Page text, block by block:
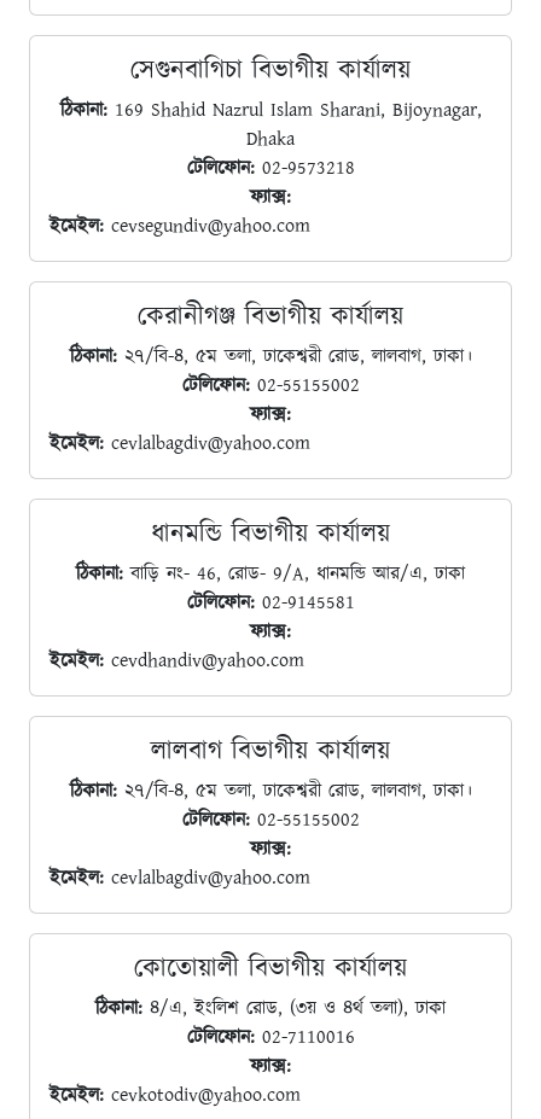
সেগুনবাগিচা বিভাগীয় কার্যালয়
ঠিকানা:169 Shahid Nazrul Islam Sharani, Bijoynagar,
Dhaka
টেলিফোন:02-9573218
ফ্যাক্স:
ইমেইল: cevsegundiv@yahoo.com
কেরানীগঞ্জ বিভাগীয় কার্যালয়
ঠিকানা:২৭/বি-৪, ৫ম তলা, ঢাকেশ্বরী রোড, লালবাগ, ঢাকা।
টেলিফোন:02-55155002
ফ্যাক্স:
ইমেইল: cevlalbagdiv@yahoo.com
ধানমন্ডি বিভাগীয় কার্যালয়
ঠিকানা: বাড়ি নং- 46, রোড- 9/A, ধানমন্ডি আর/এ, ঢাকা
টেলিফোন:02-9145581
ফ্যাক্স:
ইমেইল: cevdhandiv@yahoo.com
লালবাগ বিভাগীয় কার্যালয়
ঠিকানা:২৭/বি-৪, ৫ম তলা, ঢাকেশ্বরী রোড, লালবাগ, ঢাকা।
টেলিফোন:02-55155002
ফ্যাক্স:
ইমেইল: cevlalbagdiv@yahoo.com
কোতোয়ালী বিভাগীয় কার্যালয়
ঠিকানা: ৪/এ, ইংলিশ রোড, (৩য় ও ৪র্থ তলা), ঢাকা
টেলিফোন:02-7110016
ফ্যাক্স:
ইমেইল: cevkotodiv@yahoo.com